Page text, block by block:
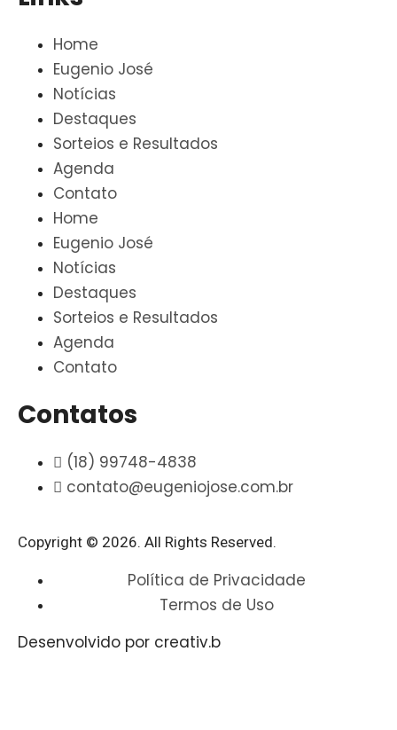
Home
Eugenio José
Notícias
Destaques
Sorteios e Resultados
Agenda
Contato
Home
Eugenio José
Notícias
Destaques
Sorteios e Resultados
Agenda
Contato
Contatos
(18) 99748-4838
contato@eugeniojose.com.br
Copyright © 2026. All Rights Reserved.​
Política de Privacidade
Termos de Uso
Desenvolvido por creativ.b​​